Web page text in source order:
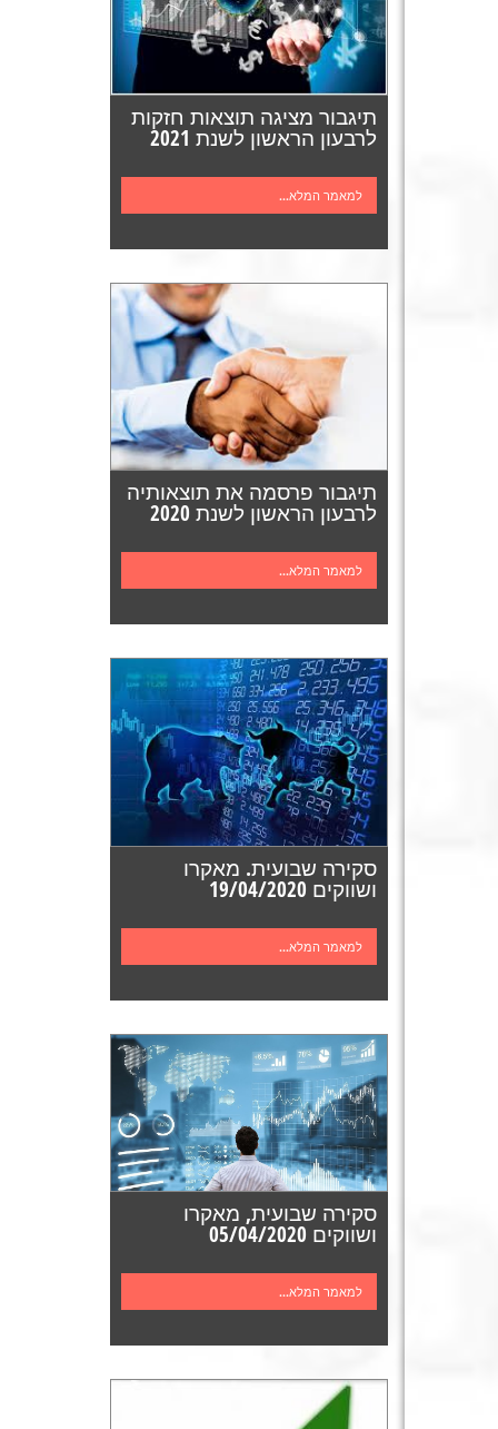
תיגבור מציגה תוצאות חזקות
לרבעון הראשון לשנת 2021
למאמר המלא...
תיגבור פרסמה את תוצאותיה
לרבעון הראשון לשנת 2020
למאמר המלא...
סקירה שבועית. מאקרו
ושווקים 19/04/2020
למאמר המלא...
סקירה שבועית, מאקרו
ושווקים 05/04/2020
למאמר המלא...